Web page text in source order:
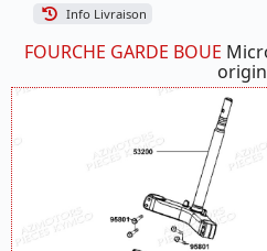
Info Livraison
FOURCHE GARDE BOUE